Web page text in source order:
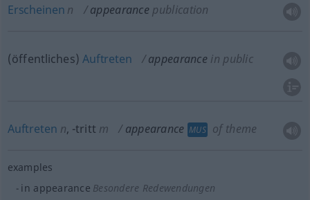
Erscheinen n appearance publication
(öffentliches)Auftreten appearance in public
Auftreten n, -tritt m appearance MUS of theme
examples
in appearance Besondere Redewendungen